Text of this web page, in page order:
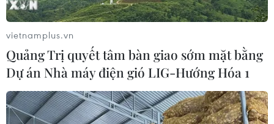
Yaber tại CES 2025: Tô điểm cho đêm
chiếu phim
07/01/2025 00:48
vietnamplus.vn
Quảng Trị quyết tâm bàn giao sớm mặt bằng
Dự án Nhà máy điện gió LIG-Hướng Hóa 1